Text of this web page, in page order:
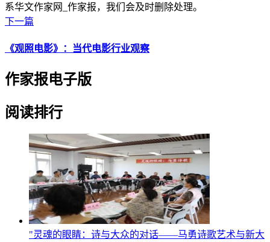
系华文作家网_作家报，我们会及时删除处理。
下一篇
《观照电影》：当代电影行业观察
作家报电子版
阅读排行
"灵魂的眼睛：诗与大众的对话——马勇诗歌艺术与新大